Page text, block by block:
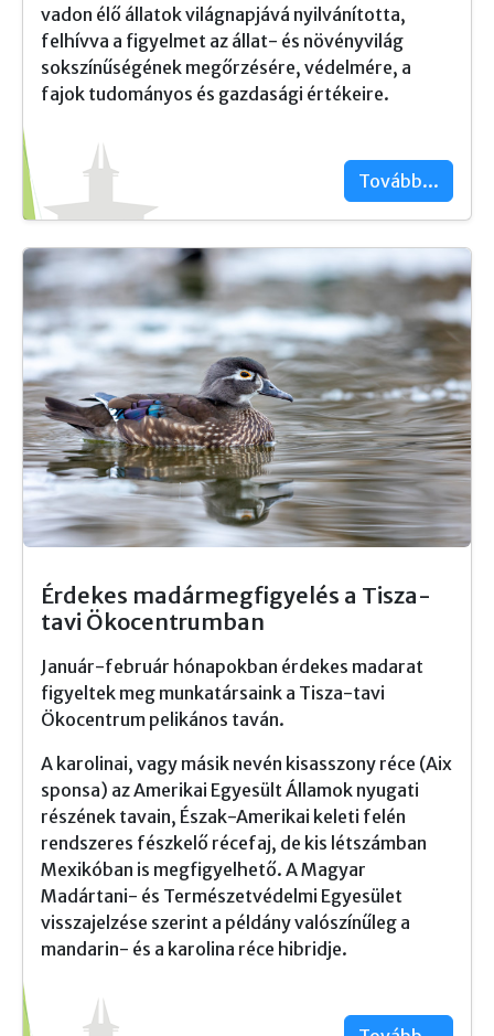
vadon élő állatok világnapjává nyilvánította,
felhívva a figyelmet az állat- és növényvilág
sokszínűségének megőrzésére, védelmére, a
fajok tudományos és gazdasági értékeire.
Tovább...
Érdekes madármegfigyelés a Tisza-
tavi Ökocentrumban
Január-február hónapokban érdekes madarat
figyeltek meg munkatársaink a Tisza-tavi
Ökocentrum pelikános taván.
A karolinai, vagy másik nevén kisasszony réce (Aix
sponsa) az Amerikai Egyesült Államok nyugati
részének tavain, Észak-Amerikai keleti felén
rendszeres fészkelő récefaj, de kis létszámban
Mexikóban is megfigyelhető. A Magyar
Madártani- és Természetvédelmi Egyesület
visszajelzése szerint a példány valószínűleg a
mandarin- és a karolina réce hibridje.